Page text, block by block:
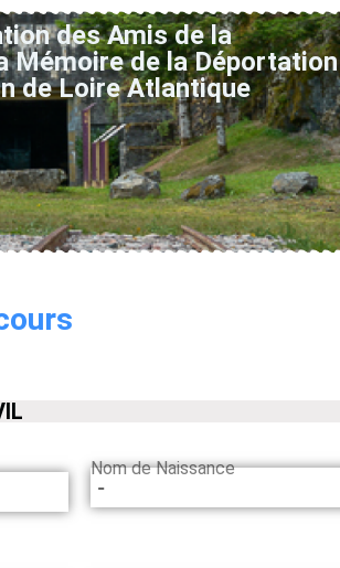
des Amis de la
Mémoire de la Déportation
de Loire Atlantique
Nom de Naissance
-